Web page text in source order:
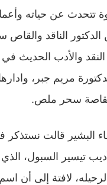
عن حياته
الناقد والقاص
النقد والأدب الحديث
الدكتورة مريم جبر،
القاصة سحر ملص.
البشير قالت نستذكر
تيسير السبول،
لافتة إلى أن